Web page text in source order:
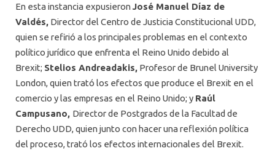
En esta instancia expusieron José Manuel Díaz de
Valdés, Director del Centro de Justicia Constitucional UDD,
quien se refirió a los principales problemas en el contexto
político jurídico que enfrenta el Reino Unido debido al
Brexit; Stelios Andreadakis, Profesor de Brunel University
London, quien trató los efectos que produce el Brexit en el
comercio y las empresas en el Reino Unido; y Raúl
Campusano, Director de Postgrados de la Facultad de
Derecho UDD, quien junto con hacer una reflexión política
del proceso, trató los efectos internacionales del Brexit.